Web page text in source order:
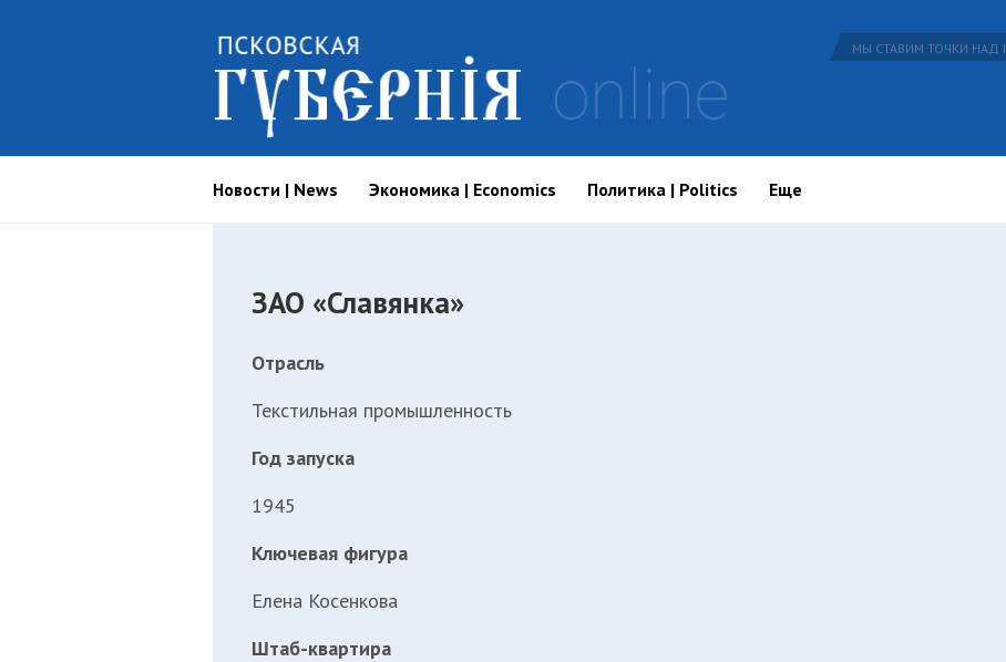
МЫ СТАВИМ ТОЧКИ НАД I
Новости | News Экономика | Economics Политика | Politics Еще
ЗАО «Славянка»
Отрасль
Текстильная промышленность
Год запуска
1945
Ключевая фигура
Елена Косенкова
Штаб-квартира